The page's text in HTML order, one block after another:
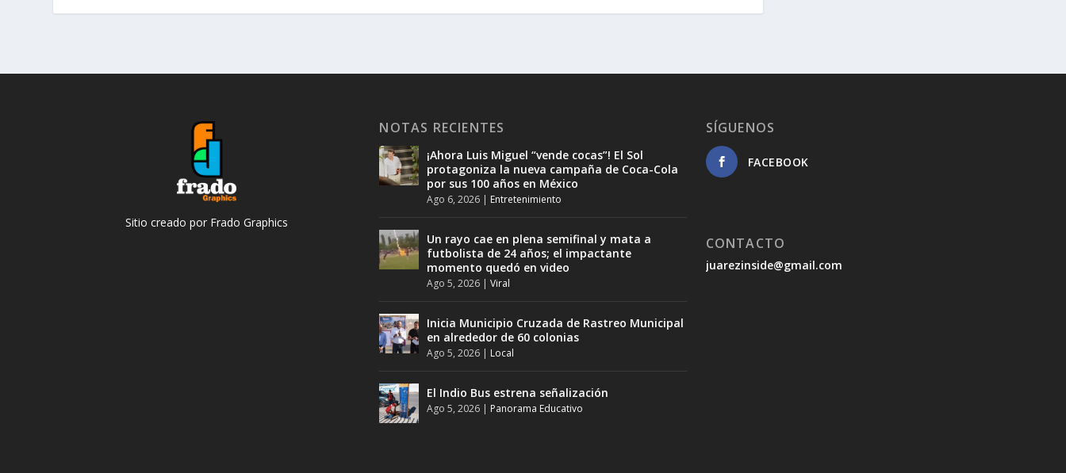
Sitio creado por Frado Graphics
NOTAS RECIENTES
¡Ahora Luis Miguel “vende cocas”! El Sol
protagoniza la nueva campaña de Coca-Cola
por sus 100 años en México
Ago 6, 2026 | Entretenimiento
Un rayo cae en plena semifinal y mata a
futbolista de 24 años; el impactante
momento quedó en video
Ago 5, 2026 |Viral
Inicia Municipio Cruzada de Rastreo Municipal
en alrededor de 60 colonias
Ago 5, 2026 | Local
El Indio Bus estrena señalización
Ago 5, 2026 | Panorama Educativo
SÍGUENOS
FACEBOOK
CONTACTO
juarezinside@gmail.com